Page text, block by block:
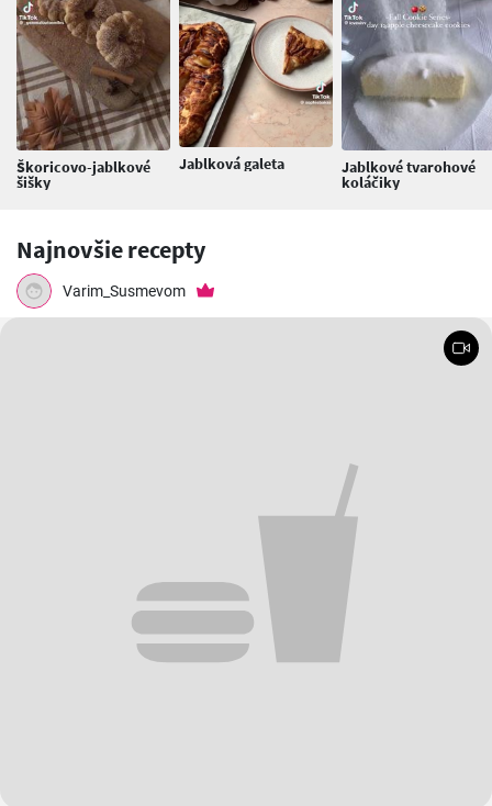
Škoricovo-jablkové
šišky
Jablková galeta Jablkové tvarohové
koláčiky
Najnovšie recepty
Varim_Susmevom